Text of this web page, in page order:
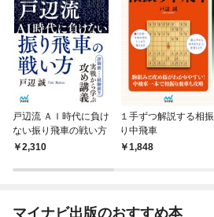
戸辺流 ＡＩ時代に負け
ない振り飛車の戦い方
2,310
１手ずつ解説する相振
り中飛車
1,848
マイナビ出版のおすすめ本